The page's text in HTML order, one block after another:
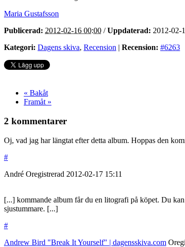
Maria Gustafsson
Publicerad: 2012-02-16 00:00 /Uppdaterad: 2012-02-
Kategori: Dagens skiva, Recension | Recension: #6263
« Bakåt
Framåt »
2 kommentarer
Oj, vad jag har längtat efter detta album. Hoppas den
#
André Oregistrerad 2012-02-17 15:11
[...] kommande album får du en litografi på köpet. Du
sjustummare. [...]
#
Andrew Bird "Break It Yourself" | dagensskiva.com